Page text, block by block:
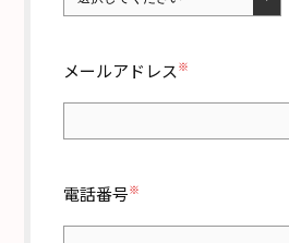
メールアドレス ※
電話番号※